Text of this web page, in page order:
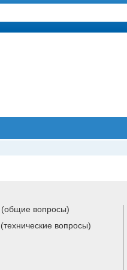
вопросы)
вопросы)